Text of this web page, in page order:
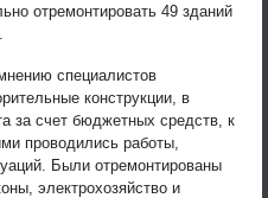
отремонтировать 49 зданий
специалистов
конструкции, в
за счет бюджетных средств, к
проводились работы,
Были отремонтированы
электрохозяйство и